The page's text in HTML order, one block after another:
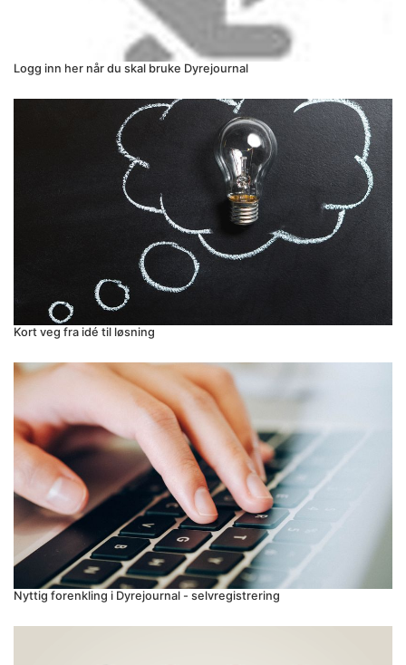
Logg inn her når du skal bruke Dyrejournal
Kort veg fra idé til løsning
Nyttig forenkling i Dyrejournal - selvregistrering